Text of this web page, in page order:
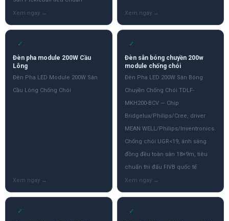
✓
Đèn pha module 200W Cầu
Lông
Đèn Pha LED Module 200W Sân
Cầu Lông Chống Chói
✓
Đèn sân bóng chuyền 200w
module chống chói
Đèn Pha LED 200W Sân Bóng
Chuyền Chống Chói TDLF-
MKH200-BCV — Chip
Bridgelux/Philips/Cree, driver
MEAN WELL/Philips/Inventronics.
Chống chói UGR<19, ánh sáng
đồng đều toàn sân 18×9m, tiêu
chuẩn thi đấu FIVB quốc tế
✓ ✓